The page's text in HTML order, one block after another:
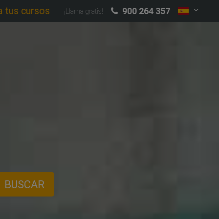
tus cursos ¡Llama gratis! 900 264 357
BUSCAR